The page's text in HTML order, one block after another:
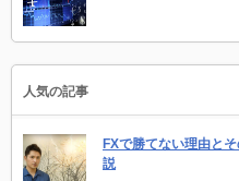
人気の記事
FXで勝てない理由と
説